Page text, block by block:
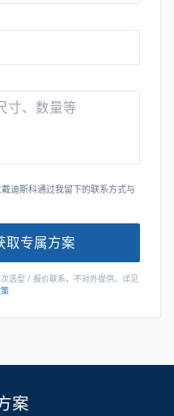
戴迪斯科通过我留下的联系方式与
取专属方案
选型 / 报价联系，不对外提供。详见
案